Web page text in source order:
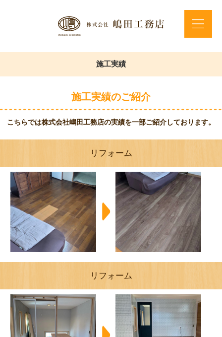
施工実績
施工実績のご紹介
こちらでは株式会社嶋田工務店の実績を一部ご紹介しております。
リフォーム
リフォーム